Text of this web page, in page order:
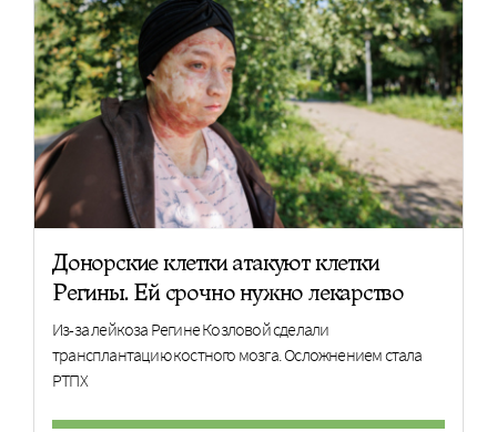
Донорские клетки атакуют клетки
Регины. Ей срочно нужно лекарство
Из-за лейкоза Регине Козловой сделали
трансплантацию костного мозга. Осложнением стала
РТПХ